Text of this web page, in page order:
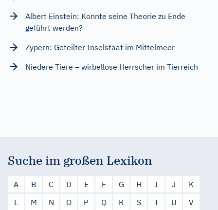
Albert Einstein: Konnte seine Theorie zu Ende
geführt werden?
Zypern: Geteilter Inselstaat im Mittelmeer
Niedere Tiere – wirbellose Herrscher im Tierreich
Suche im großen Lexikon
A B C D E F G H I J
K
L
M N O P Q R S T U
V